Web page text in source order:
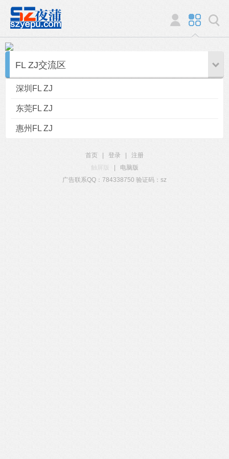
FL ZJ交流区
深圳FL ZJ
东莞FL ZJ
惠州FL ZJ
首页 登录
注册
触屏版
电脑版
广告联系QQ：784338750 验证码：sz